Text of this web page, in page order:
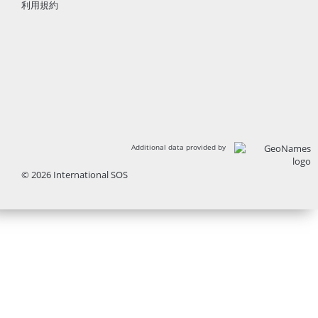
利用規約
Additional data provided by
© 2026 International SOS